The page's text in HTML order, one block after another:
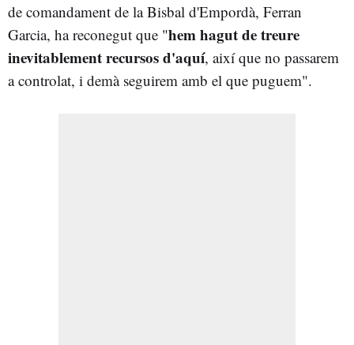
de comandament de la Bisbal d'Empordà, Ferran
Garcia, ha reconegut que "hem hagut de treure
inevitablement recursos d'aquí, així que no passarem
a controlat, i demà seguirem amb el que puguem".